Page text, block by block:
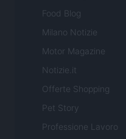
Food Blog
Milano Notizie
Motor Magazine
Notizie.it
Offerte Shopping
Pet Story
Professione Lavoro